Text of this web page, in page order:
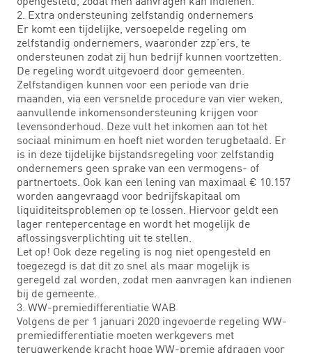
2. Extra ondersteuning zelfstandig ondernemers
Er komt een tijdelijke, versoepelde regeling om
zelfstandig ondernemers, waaronder zzp’ers, te
ondersteunen zodat zij hun bedrijf kunnen voortzetten.
De regeling wordt uitgevoerd door gemeenten.
Zelfstandigen kunnen voor een periode van drie
maanden, via een versnelde procedure van vier weken,
aanvullende inkomensondersteuning krijgen voor
levensonderhoud. Deze vult het inkomen aan tot het
sociaal minimum en hoeft niet worden terugbetaald. Er
is in deze tijdelijke bijstandsregeling voor zelfstandig
ondernemers geen sprake van een vermogens- of
partnertoets. Ook kan een lening van maximaal € 10.157
worden aangevraagd voor bedrijfskapitaal om
liquiditeitsproblemen op te lossen. Hiervoor geldt een
lager rentepercentage en wordt het mogelijk de
aflossingsverplichting uit te stellen.
Let op! Ook deze regeling is nog niet opengesteld en
toegezegd is dat dit zo snel als maar mogelijk is
geregeld zal worden, zodat men aanvragen kan indienen
bij de gemeente.
3. WW-premiedifferentiatie WAB
Volgens de per 1 januari 2020 ingevoerde regeling WW-
premiedifferentiatie moeten werkgevers met
terugwerkende kracht hoge WW-premie afdragen voor